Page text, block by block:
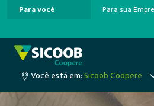
Pular para o Conteúdo principal
Para você Para sua
Você está em: Sicoob Coopere